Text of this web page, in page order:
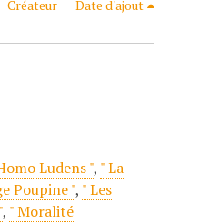
Créateur Date d'ajout
Ludens ", " La
Poupine ", " Les
, " Moralité